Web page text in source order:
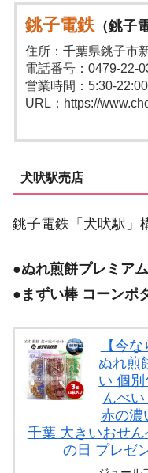
銚子電鉄 （銚子
住所：千葉県銚子市
電話番号：0479-22-
営業時間：5:30-
URL：https://
犬吠駅売店
銚子電鉄「犬吠駅」
●ぬれ煎餅プレミア
● まずい棒 コーンポ
【今
ぬれ煎
い 個
んべ
赤の濃
千葉 大きいおせ
の日 プレゼ